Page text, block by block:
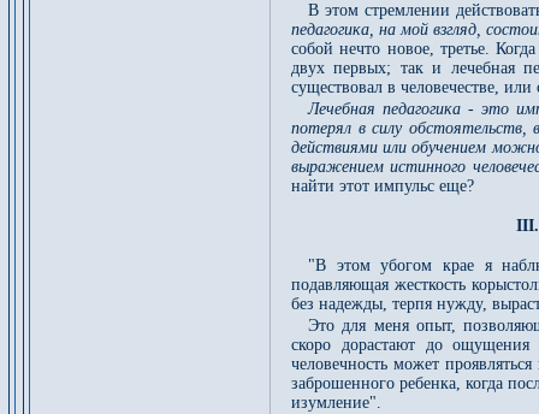
В этом стремлении
педагогика, на мой взгляд,
собой нечто новое, третье.
двух первых; так и лечебная
существовал в человечестве,
Лечебная педагогика - это
потерял в силу
действиями или обучением
выражением истинного
найти этот импульс еще?
III.
"В этом убогом крае я
подавляющая жесткость
без надежды, терпя нужду,
Это для меня опыт,
скоро дорастают до
человечность может
заброшенного ребенка, когда
изумление".